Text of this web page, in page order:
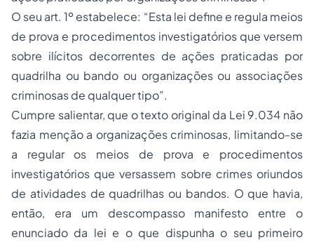
O seu art. 1º estabelece: “Esta lei define e regula meios
de prova e procedimentos investigatórios que versem
sobre ilícitos decorrentes de ações praticadas por
quadrilha ou bando ou organizações ou associações
criminosas de qualquer tipo”.
Cumpre salientar, que o texto original da Lei 9.034 não
fazia menção a organizações criminosas, limitando-se
a regular os meios de prova e procedimentos
investigatórios que versassem sobre crimes oriundos
de atividades de quadrilhas ou bandos. O que havia,
então, era um descompasso manifesto entre o
enunciado da lei e o que dispunha o seu primeiro